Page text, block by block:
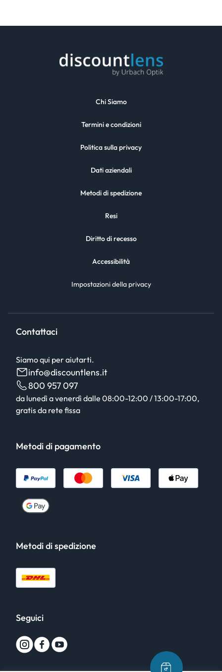
Chi Siamo
Termini e condizioni
Politica sulla privacy
Dati aziendali
Metodi di spedizione
Resi
Diritto di recesso
Accessibilità
Impostazioni della privacy
Contattaci
Siamo qui per aiutarti.
info@discountlens.it
800 957 097
da lunedì a venerdì dalle 08:00-12:00 / 13:00-17:00,
gratis da rete fissa
Metodi di pagamento
Metodi di spedizione
Seguici